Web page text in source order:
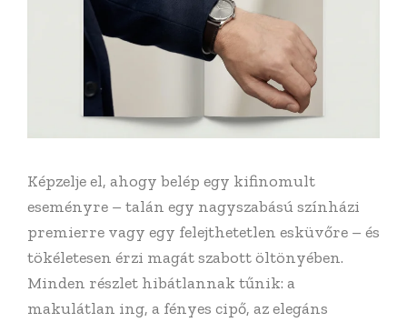
Képzelje el, ahogy belép egy kifinomult
eseményre – talán egy nagyszabású színházi
premierre vagy egy felejthetetlen esküvőre – és
tökéletesen érzi magát szabott öltönyében.
Minden részlet hibátlannak tűnik: a
makulátlan ing, a fényes cipő, az elegáns